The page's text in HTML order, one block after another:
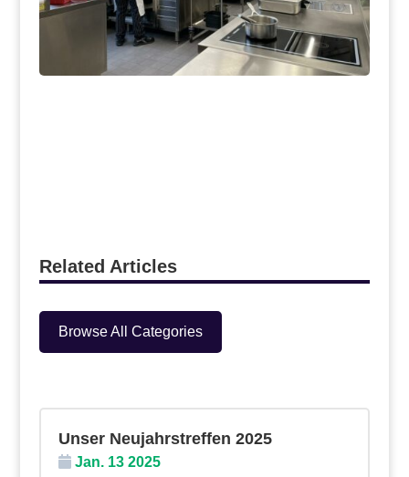
Related Articles
Browse All Categories
Unser Neujahrstreffen 2025
Jan. 13 2025